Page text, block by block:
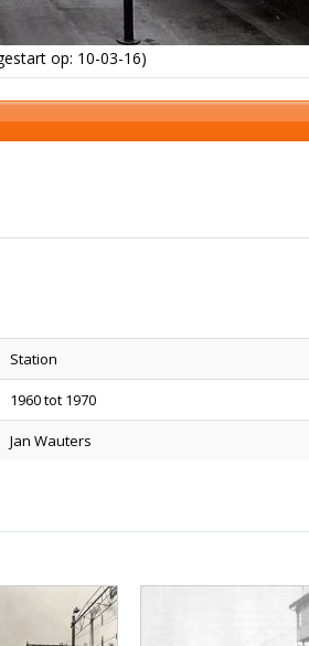
op: 10-03-16)
Station
1960 tot 1970
Jan Wauters